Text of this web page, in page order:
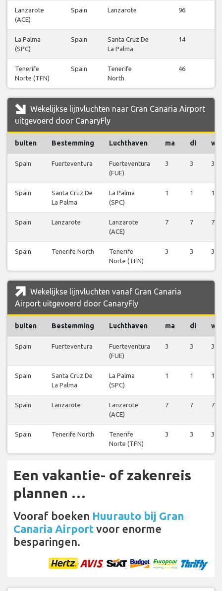
Lanzarote
(ACE)
Spain Lanzarote 96
La Palma
(SPC)
Spain
Santa Cruz De
La Palma
14
Tenerife
Norte (TFN)
Spain
Tenerife
North
46
Wekelijkse lijnvluchten naar Gran Canaria Airport
uitgevoerd door CanaryFly
buiten Bestemming Luchthaven ma di wo
Spain Fuerteventura
Fuerteventura
(FUE)
3 3 3
Spain
Santa Cruz De
La Palma
La Palma
(SPC)
1 1 1
Spain Lanzarote
Lanzarote
(ACE)
7 7 7
Spain Tenerife North
Tenerife
Norte (TFN)
3 3 3
Wekelijkse lijnvluchten vanaf Gran Canaria
Airport uitgevoerd door CanaryFly
buiten Bestemming Luchthaven ma di wo
Spain Fuerteventura
Fuerteventura
(FUE)
3 3 3
Spain
Santa Cruz De
La Palma
La Palma
(SPC)
1 1 1
Spain Lanzarote
Lanzarote
(ACE)
7 7 7
Spain Tenerife North
Tenerife
Norte (TFN)
3 3 3
Een vakantie- of zakenreis
plannen …
Vooraf boeken Huurauto bij Gran
Canaria Airport voor enorme
besparingen.